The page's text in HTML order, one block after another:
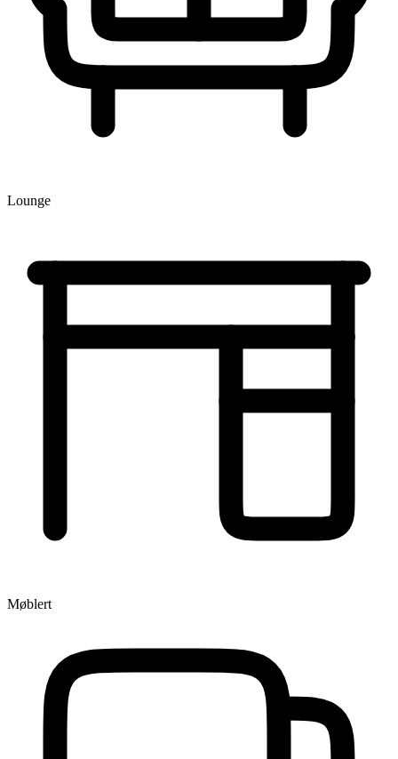
Lounge
Møblert